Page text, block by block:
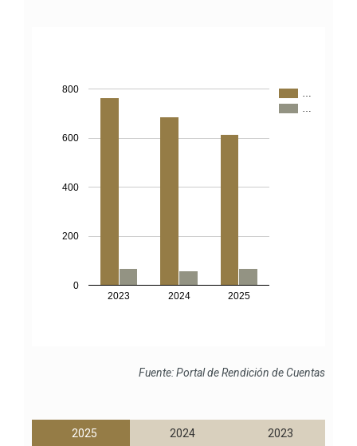
…
…
2023 2024 2025
0
200
400
600
800
Fuente: Portal de Rendición de Cuentas
2025 2024 2023